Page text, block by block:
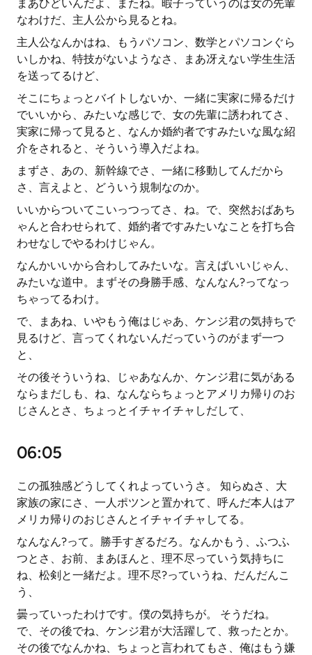
まあひどいんだよ、またね。暇子っていうのは女の先輩
なわけだ、主人公から見るとね。
主人公なんかはね、もうパソコン、数学とパソコンぐら
いしかね、特技がないようなさ、まあ冴えない学生生活
を送ってるけど、
そこにちょっとバイトしないか、一緒に実家に帰るだけ
でいいから、みたいな感じで、女の先輩に誘われてさ、
実家に帰って見ると、なんか婚約者ですみたいな風な紹
介をされると、そういう導入だよね。
まずさ、あの、新幹線でさ、一緒に移動してんだから
さ、言えよと、どういう規制なのか。
いいからついてこいっつってさ、ね。で、突然おばあち
ゃんと合わせられて、婚約者ですみたいなことを打ち合
わせなしでやるわけじゃん。
なんかいいから合わしてみたいな。言えばいいじゃん、
みたいな道中。まずその身勝手感、なんなん?ってなっ
ちゃってるわけ。
で、まあね、いやもう俺はじゃあ、ケンジ君の気持ちで
見るけど、言ってくれないんだっていうのがまず一つ
と、
その後そういうね、じゃあなんか、ケンジ君に気がある
ならまだしも、ね、なんならちょっとアメリカ帰りのお
じさんとさ、ちょっとイチャイチャしだして、
06:05
この孤独感どうしてくれよっていうさ。 知らぬさ、大
家族の家にさ、一人ポツンと置かれて、呼んだ本人はア
メリカ帰りのおじさんとイチャイチャしてる。
なんなん?って。勝手すぎるだろ。なんかもう、ふつふ
つとさ、お前、まあほんと、理不尽っていう気持ちに
ね、松剣と一緒だよ。理不尽?っていうね、だんだんこ
う、
曇っていったわけです。僕の気持ちが。 そうだね。
で、その後でね、ケンジ君が大活躍して、救ったとか。
その後でなんかね、ちょっと言われてもさ、俺はもう嫌